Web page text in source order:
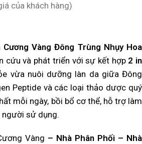
của khách hàng)
Cương Vàng Đông Trùng Nhụy Hoa
cứu và phát triển với sự kết hợp 2 in
vừa nuôi dưỡng làn da giữa Đông
Peptide và các loại thảo dược quý
mỗi ngày, bồi bổ cơ thể, hỗ trợ làm
người sử dụng.
Vàng – Nhà Phân Phối – Nhà